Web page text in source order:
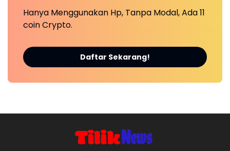
Hanya Menggunakan Hp, Tanpa Modal, Ada 11
coin Crypto.
Daftar Sekarang!